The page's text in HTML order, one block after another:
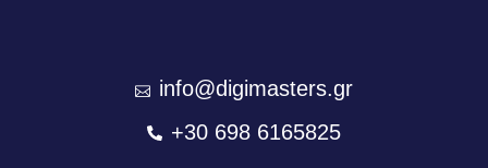
info@digimasters.gr
+30 698 6165825